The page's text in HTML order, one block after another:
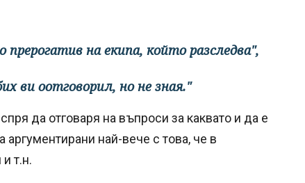
на екипа, който разследва",
ви оотговорил, но не зная."
да отговаря на въпроси за каквато и да е
аргументирани най-вече с това, че в
т.н.